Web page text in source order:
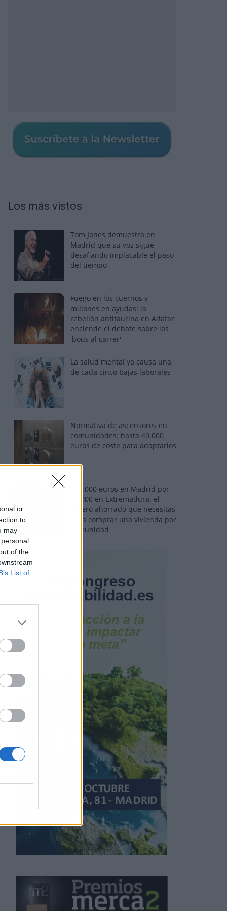
or
to
may
of the
List of
Los más vistos
Tom Jones demuestra en
Madrid que su voz sigue
desafiando implacable el paso
del tiempo
Fuego en los cuernos y
millones en ayudas: la
rebelión antitaurina en Alfafar
enciende el debate sobre los
'bous al carrer'
La salud mental ya causa una
de cada cinco bajas laborales
Normativa de ascensores en
comunidades: hasta 40.000
euros de coste para adaptarlos
110.000 euros en Madrid por
31.000 en Extremadura: el
dinero ahorrado que necesitas
para comprar una vivienda por
comunidad